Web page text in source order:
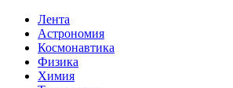
Лента
Астрономия
Космонавтика
Физика
Химия